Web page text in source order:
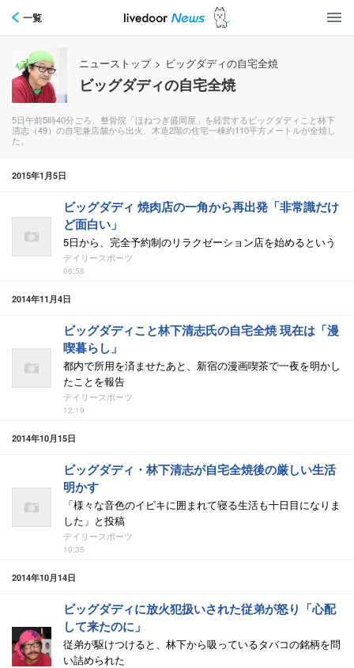
一覧
ニューストップ > ビッグダディの自宅全焼
ビッグダディの自宅全焼
5日午前5時40分ごろ、整骨院「ほねつぎ盛岡屋」を経営するビッグダディこと林下
清志（49）の自宅兼店舗から出火、木造2階の住宅一棟約110平方メートルが全焼し
た。
2015年1月5日
ビッグダディ 焼肉店の一角から再出発「非常識だけ
ど面白い」
5日から、完全予約制のリラクゼーション店を始めるという
デイリースポーツ
06:58
2014年11月4日
ビッグダディこと林下清志氏の自宅全焼 現在は「漫
喫暮らし」
都内で所用を済ませたあと、新宿の漫画喫茶で一夜を明かし
たことを報告
デイリースポーツ
12:19
2014年10月15日
ビッグダディ・林下清志が自宅全焼後の厳しい生活
明かす
「様々な音色のイビキに囲まれて寝る生活も十日目になりま
した」と投稿
デイリースポーツ
10:35
2014年10月14日
ビッグダディに放火犯扱いされた従弟が怒り「心配
して来たのに」
従弟が駆けつけると、林下から吸っているタバコの銘柄を問
い詰められた